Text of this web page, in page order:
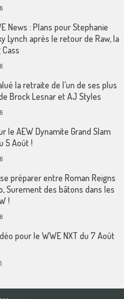
News : Plans pour Stephanie
Lynch après le retour de Raw, la
la retraite de l’un de ses plus
Brock Lesnar et AJ Styles
le AEW Dynamite Grand Slam
5 Août !
préparer entre Roman Reigns
Surement des bâtons dans les
!
pour le WWE NXT du 7 Août